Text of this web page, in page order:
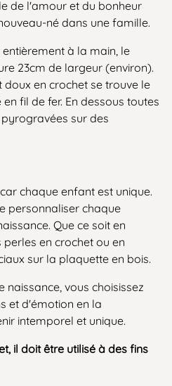
de l'amour et du bonheur
né dans une famille.
à la main, le
23cm de largeur (environ).
en crochet se trouve le
fil de fer. En dessous toutes
sur des
chaque enfant est unique.
personnaliser chaque
Que ce soit en
en crochet ou en
sur la plaquette en bois.
naissance, vous choisissez
et d'émotion en la
intemporel et unique.
il doit être utilisé à des fins